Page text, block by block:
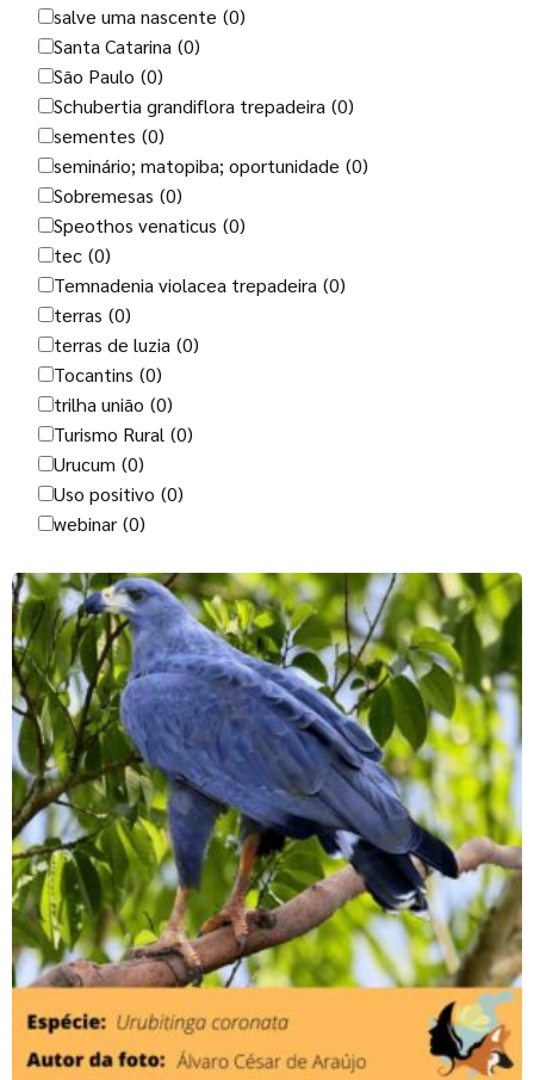
salve uma nascente (0)
Santa Catarina (0)
São Paulo (0)
Schubertia grandiflora trepadeira (0)
sementes (0)
seminário; matopiba; oportunidade (0)
Sobremesas (0)
Speothos venaticus (0)
tec (0)
Temnadenia violacea trepadeira (0)
terras (0)
terras de luzia (0)
Tocantins (0)
trilha união (0)
Turismo Rural (0)
Urucum (0)
Uso positivo (0)
webinar (0)